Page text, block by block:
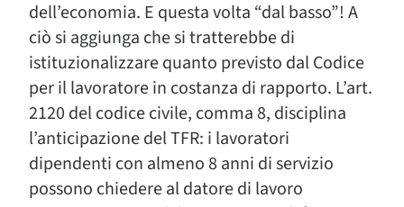
dell’economia. E questa volta “dal basso”! A
ciò si aggiunga che si tratterebbe di
istituzionalizzare quanto previsto dal Codice
per il lavoratore in costanza di rapporto. L’art.
2120 del codice civile, comma 8, disciplina
l’anticipazione del TFR: i lavoratori
dipendenti con almeno 8 anni di servizio
possono chiedere al datore di lavoro